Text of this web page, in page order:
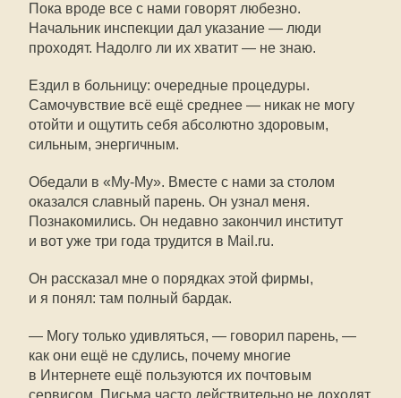
Пока вроде все с нами говорят любезно.
Начальник инспекции дал указание — люди
проходят. Надолго ли их хватит — не знаю.
Ездил в больницу: очередные процедуры.
Самочувствие всё ещё среднее — никак не могу
отойти и ощутить себя абсолютно здоровым,
сильным, энергичным.
Обедали в «Му-Му». Вместе с нами за столом
оказался славный парень. Он узнал меня.
Познакомились. Он недавно закончил институт
и вот уже три года трудится в Mail.ru.
Он рассказал мне о порядках этой фирмы,
и я понял: там полный бардак.
— Могу только удивляться, — говорил парень, —
как они ещё не сдулись, почему многие
в Интернете ещё пользуются их почтовым
сервисом. Письма часто действительно не доходят